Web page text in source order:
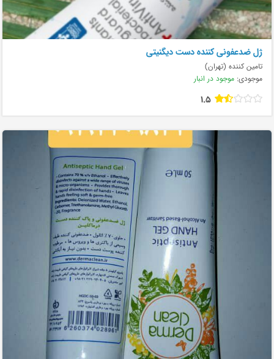
ژل ضدعفونی کننده دست دیگنیتی
تامین کننده (تهران)
موجودی: موجود در انبار
1.5